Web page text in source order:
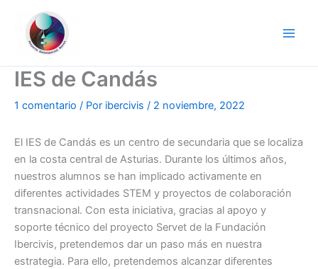
contenido
IES de Candás
1 comentario / Por ibercivis / 2 noviembre, 2022
El IES de Candás es un centro de secundaria que se localiza
en la costa central de Asturias. Durante los últimos años,
nuestros alumnos se han implicado activamente en
diferentes actividades STEM y proyectos de colaboración
transnacional. Con esta iniciativa, gracias al apoyo y
soporte técnico del proyecto Servet de la Fundación
Ibercivis, pretendemos dar un paso más en nuestra
estrategia. Para ello, pretendemos alcanzar diferentes